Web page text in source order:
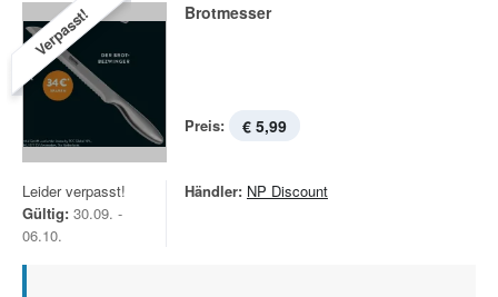
Verpasst! Brotmesser
Preis: € 5,99
Leider verpasst!
Gültig: 30.09. -
06.10.
Händler: NP Discount